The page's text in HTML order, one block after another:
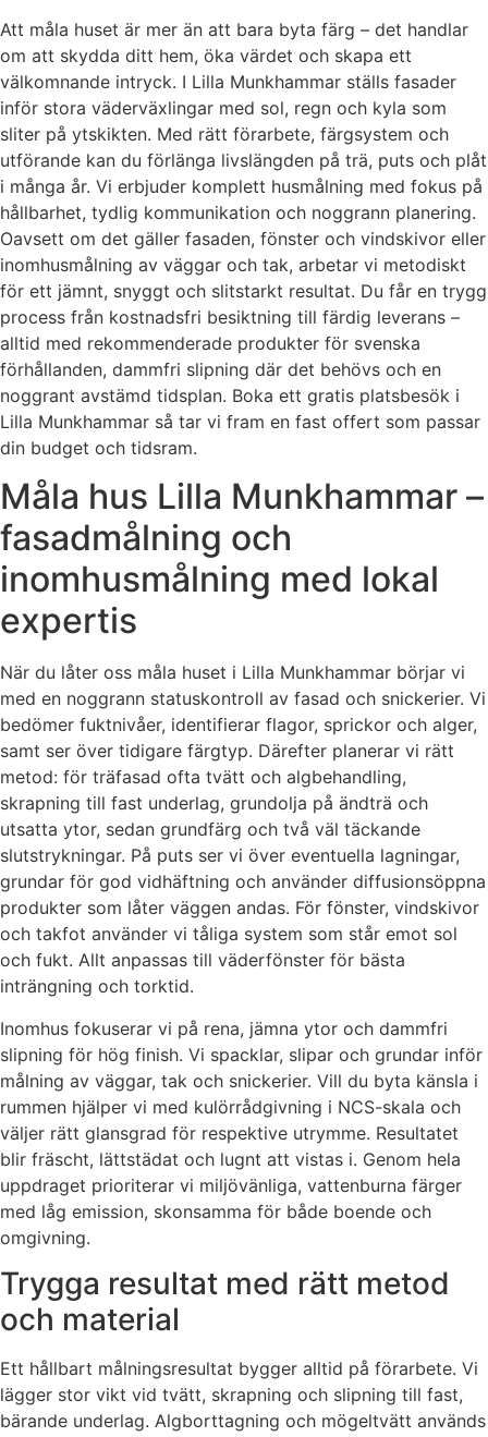
Att måla huset är mer än att bara byta färg – det handlar
om att skydda ditt hem, öka värdet och skapa ett
välkomnande intryck. I Lilla Munkhammar ställs fasader
inför stora väderväxlingar med sol, regn och kyla som
sliter på ytskikten. Med rätt förarbete, färgsystem och
utförande kan du förlänga livslängden på trä, puts och plåt
i många år. Vi erbjuder komplett husmålning med fokus på
hållbarhet, tydlig kommunikation och noggrann planering.
Oavsett om det gäller fasaden, fönster och vindskivor eller
inomhusmålning av väggar och tak, arbetar vi metodiskt
för ett jämnt, snyggt och slitstarkt resultat. Du får en trygg
process från kostnadsfri besiktning till färdig leverans –
alltid med rekommenderade produkter för svenska
förhållanden, dammfri slipning där det behövs och en
noggrant avstämd tidsplan. Boka ett gratis platsbesök i
Lilla Munkhammar så tar vi fram en fast offert som passar
din budget och tidsram.
Måla hus Lilla Munkhammar –
fasadmålning och
inomhusmålning med lokal
expertis
När du låter oss måla huset i Lilla Munkhammar börjar vi
med en noggrann statuskontroll av fasad och snickerier. Vi
bedömer fuktnivåer, identifierar flagor, sprickor och alger,
samt ser över tidigare färgtyp. Därefter planerar vi rätt
metod: för träfasad ofta tvätt och algbehandling,
skrapning till fast underlag, grundolja på ändträ och
utsatta ytor, sedan grundfärg och två väl täckande
slutstrykningar. På puts ser vi över eventuella lagningar,
grundar för god vidhäftning och använder diffusionsöppna
produkter som låter väggen andas. För fönster, vindskivor
och takfot använder vi tåliga system som står emot sol
och fukt. Allt anpassas till väderfönster för bästa
inträngning och torktid.
Inomhus fokuserar vi på rena, jämna ytor och dammfri
slipning för hög finish. Vi spacklar, slipar och grundar inför
målning av väggar, tak och snickerier. Vill du byta känsla i
rummen hjälper vi med kulörrådgivning i NCS-skala och
väljer rätt glansgrad för respektive utrymme. Resultatet
blir fräscht, lättstädat och lugnt att vistas i. Genom hela
uppdraget prioriterar vi miljövänliga, vattenburna färger
med låg emission, skonsamma för både boende och
omgivning.
Trygga resultat med rätt metod
och material
Ett hållbart målningsresultat bygger alltid på förarbete. Vi
lägger stor vikt vid tvätt, skrapning och slipning till fast,
bärande underlag. Algborttagning och mögeltvätt används